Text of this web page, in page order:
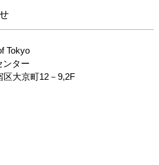
Tokyo
ンター
区大京町12－9,2F